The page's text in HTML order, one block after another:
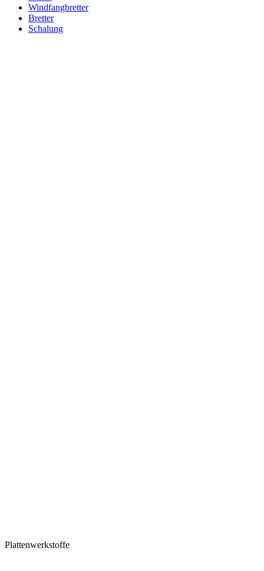
Windfangbretter
Bretter
Schalung
Plattenwerkstoffe